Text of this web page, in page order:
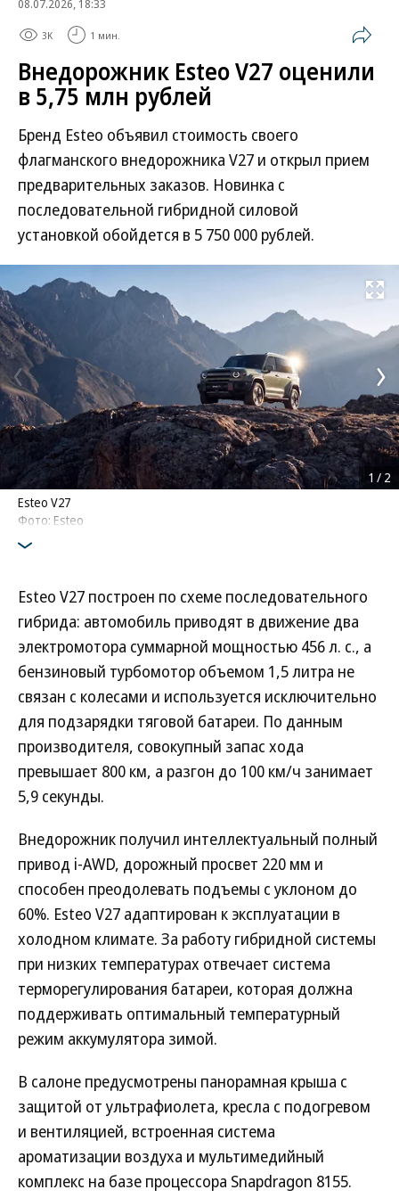
08.07.2026, 18:33
3K 1 мин.
Внедорожник Esteo V27 оценили
в 5,75 млн рублей
Бренд Esteo объявил стоимость своего
флагманского внедорожника V27 и открыл прием
предварительных заказов. Новинка с
последовательной гибридной силовой
установкой обойдется в 5 750 000 рублей.
Развернуть
Esteo V27
Фото: Esteo
1 / 2
Esteo V27 построен по схеме последовательного
гибрида: автомобиль приводят в движение два
электромотора суммарной мощностью 456 л. с., а
бензиновый турбомотор объемом 1,5 литра не
связан с колесами и используется исключительно
для подзарядки тяговой батареи. По данным
производителя, совокупный запас хода
превышает 800 км, а разгон до 100 км/ч занимает
5,9 секунды.
Внедорожник получил интеллектуальный полный
привод i-AWD, дорожный просвет 220 мм и
способен преодолевать подъемы с уклоном до
60%. Esteo V27 адаптирован к эксплуатации в
холодном климате. За работу гибридной системы
при низких температурах отвечает система
терморегулирования батареи, которая должна
поддерживать оптимальный температурный
режим аккумулятора зимой.
В салоне предусмотрены панорамная крыша с
защитой от ультрафиолета, кресла с подогревом
и вентиляцией, встроенная система
ароматизации воздуха и мультимедийный
комплекс на базе процессора Snapdragon 8155.